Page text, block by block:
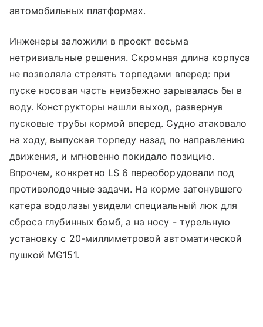
автомобильных платформах.
Инженеры заложили в проект весьма
нетривиальные решения. Скромная длина корпуса
не позволяла стрелять торпедами вперед: при
пуске носовая часть неизбежно зарывалась бы в
воду. Конструкторы нашли выход, развернув
пусковые трубы кормой вперед. Судно атаковало
на ходу, выпуская торпеду назад по направлению
движения, и мгновенно покидало позицию.
Впрочем, конкретно LS 6 переоборудовали под
противолодочные задачи. На корме затонувшего
катера водолазы увидели специальный люк для
сброса глубинных бомб, а на носу - турельную
установку с 20-миллиметровой автоматической
пушкой MG151.